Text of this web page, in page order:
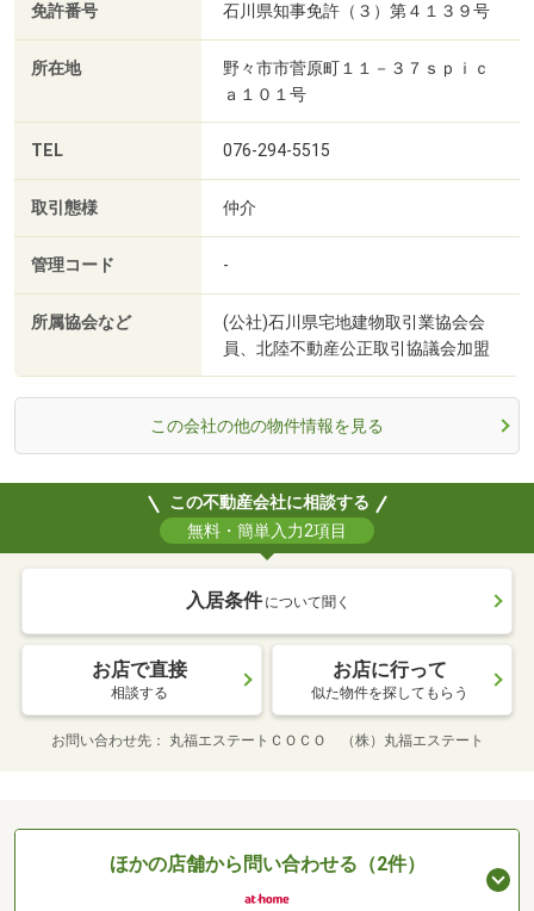
免許番号 石川県知事免許（３）第４１３９号
所在地
野々市市菅原町１１－３７ｓｐｉｃ
ａ１０１号
TEL 076-294-5515
取引態様 仲介
管理コード -
所属協会など
(公社)石川県宅地建物取引業協会会
員、北陸不動産公正取引協議会加盟
この会社の他の物件情報を見る
この不動産会社に相談する
無料・簡単入力2項目
入居条件 について聞く
お店で直接
相談する
お店に行って
似た物件を探してもらう
お問い合わせ先 丸福エステートＣＯＣＯ （株）丸福エステート
ほかの店舗から問い合わせる（2件）